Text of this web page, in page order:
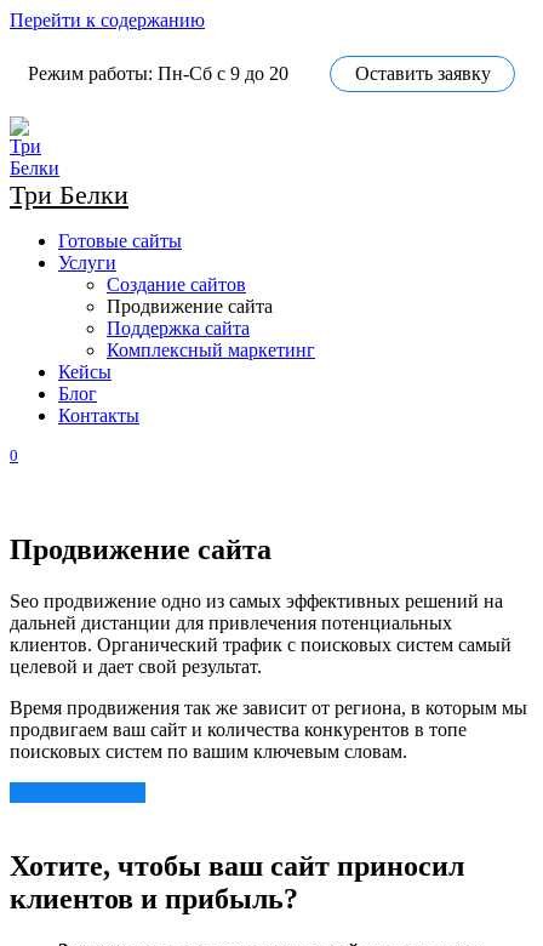
Перейти к содержанию
Режим работы: Пн-Сб с 9 до 20 Оставить заявку
Три Белки
Готовые сайты
Услуги
Создание сайтов
Продвижение сайта
Поддержка сайта
Комплексный маркетинг
Кейсы
Блог
Контакты
0
Продвижение сайта
Seo продвижение одно из самых эффективных решений на
дальней дистанции для привлечения потенциальных
клиентов. Органический трафик с поисковых систем самый
целевой и дает свой результат.
Время продвижения так же зависит от региона, в которым мы
продвигаем ваш сайт и количества конкурентов в топе
поисковых систем по вашим ключевым словам.
Хотите, чтобы ваш сайт приносил
клиентов и прибыль?